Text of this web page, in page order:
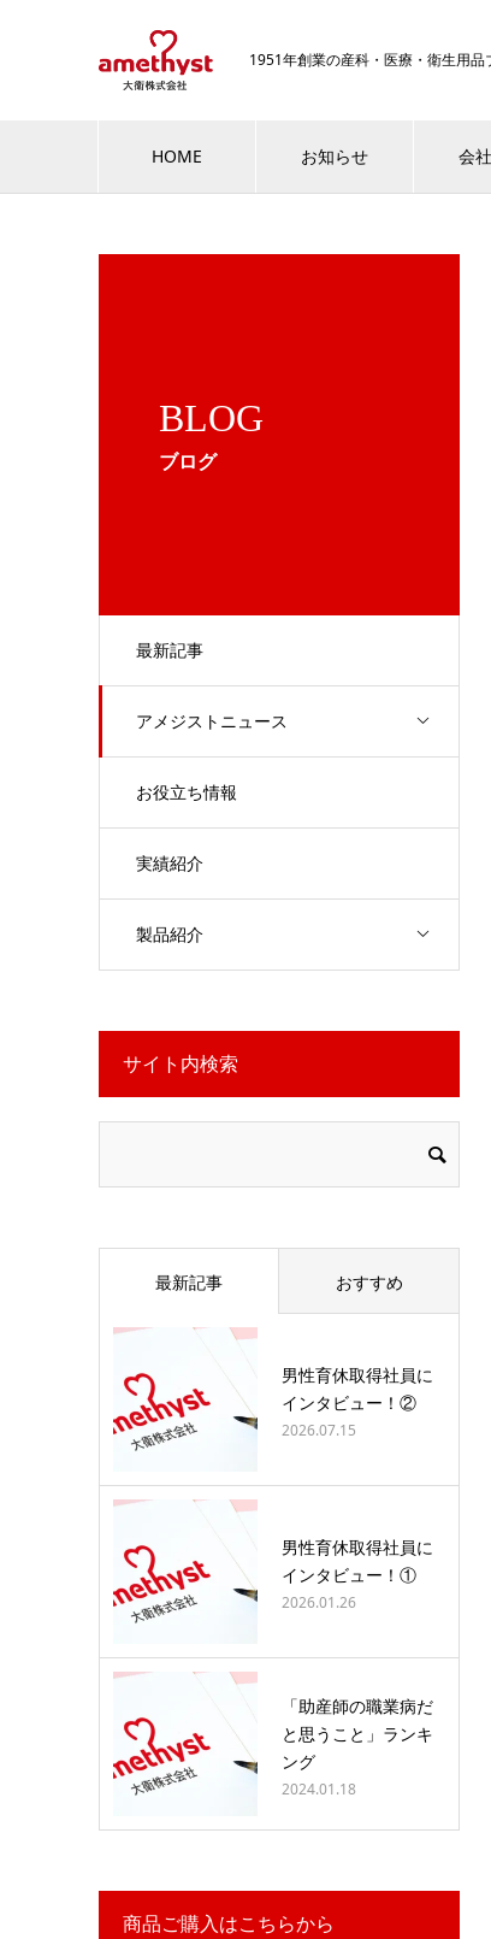
1951年創業の産科・医療・衛生用品
HOME お知らせ 会
BLOG
ブログ
最新記事
アメジストニュース
お役立ち情報
実績紹介
製品紹介
サイト内検索
最新記事 おすすめ
男性育休取得社員に
インタビュー！②
2026.07.15
男性育休取得社員に
インタビュー！①
2026.01.26
「助産師の職業病だ
と思うこと」ランキ
ング
2024.01.18
商品ご購入はこちらから